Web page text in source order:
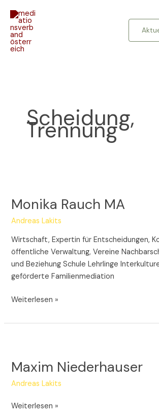
Inhalt
springen
Scheidung,
Trennung
Monika Rauch MA
Andreas Lakits
Wirtschaft, Expertin für Entscheidungen,
öffentliche Verwaltung, Vereine
und Beziehung Schule Lehrlinge
geförderte Familienmediation
MA
Weiterlesen »
Maxim Niederhauser
Andreas Lakits
Weiterlesen »